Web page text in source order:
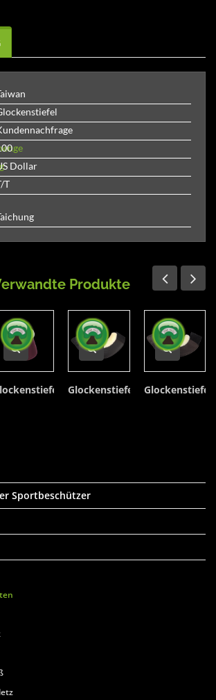
Dollar
T
Produkte
Glockenstiefel Glockenstiefel
Sportbeschützer